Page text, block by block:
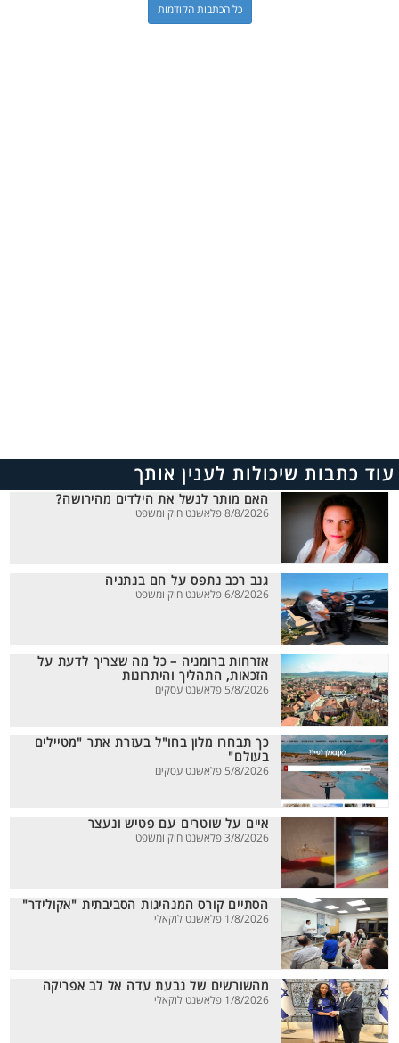
כל הכתבות הקודמות
עוד כתבות שיכולות לענין אותך
האם מותר לנשל את הילדים מהירושה?
8/8/2026 פלאשנט חוק ומשפט
גנב רכב נתפס על חם בנתניה
6/8/2026 פלאשנט חוק ומשפט
אזרחות ברומניה – כל מה שצריך לדעת על
הזכאות, התהליך והיתרונות
5/8/2026 פלאשנט עסקים
כך תבחרו מלון בחו"ל בעזרת אתר "מטיילים
בעולם"
5/8/2026 פלאשנט עסקים
איים על שוטרים עם פטיש ונעצר
3/8/2026 פלאשנט חוק ומשפט
הסתיים קורס המנהיגות הסביבתית "אקולידר"
1/8/2026 פלאשנט לוקאלי
מהשורשים של גבעת עדה אל לב אפריקה
1/8/2026 פלאשנט לוקאלי